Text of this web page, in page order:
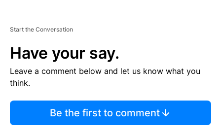
Start the Conversation
Have your say.
Leave a comment below and let us know what you
think.
Be the first to comment